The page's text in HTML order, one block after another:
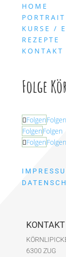
HOME
PORTRAIT
KURSE /
REZEPTE
KONTAKT
Folge
FolgenFolgen
FolgenFolgen
FolgenFolgen
KONTAKT
6300 ZUG